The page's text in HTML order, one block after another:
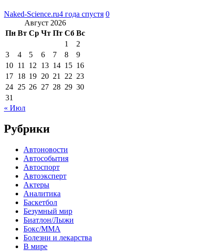
Naked-Science.ru4 года спустя 0
Август 2026
Пн Вт Ср Чт Пт Сб Вс
1
2
3
4 5 6 7 8
9
10 11 12 13 14 15 16
17 18 19 20 21 22 23
24 25 26 27 28 29 30
31
« Июл
Рубрики
Автоновости
Автособытия
Автоспорт
Автоэксперт
Актеры
Аналитика
Баскетбол
Безумный мир
Биатлон/Лыжи
Бокс/MMA
Болезни и лекарства
В мире